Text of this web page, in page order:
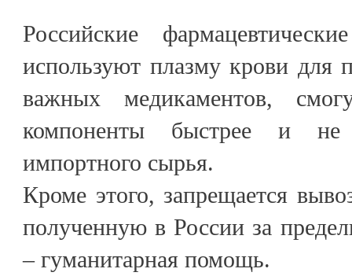
Российские
используют плазму крови для
важных медикаментов,
компоненты быстрее и не
импортного сырья.
Кроме этого, запрещается
полученную в России за
– гуманитарная помощь.